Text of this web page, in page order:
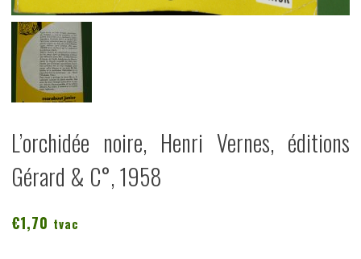
L’orchidée noire, Henri Vernes, éditions
Gérard & C°, 1958
€1,70 tvac